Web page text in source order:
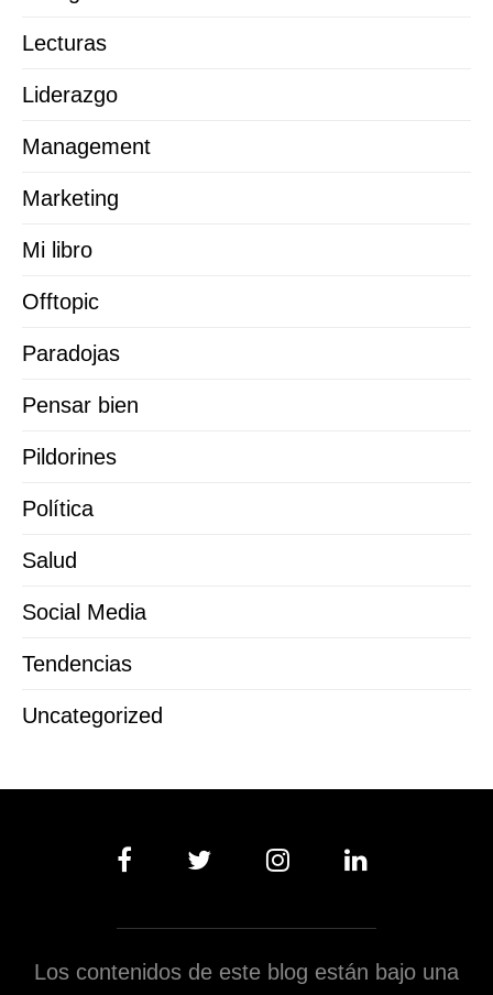
Lecturas
Liderazgo
Management
Marketing
Mi libro
Offtopic
Paradojas
Pensar bien
Pildorines
Política
Salud
Social Media
Tendencias
Uncategorized
Los contenidos de este blog están bajo una